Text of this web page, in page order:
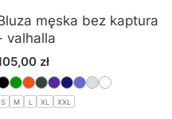
męska bez kaptura
valhalla
zł
S M L XL XXL